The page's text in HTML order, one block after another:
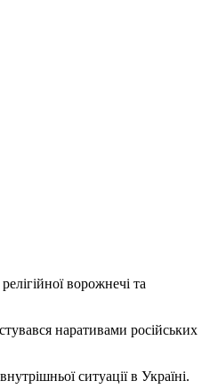
ворожнечі та
наративами російських
ситуації в Україні.